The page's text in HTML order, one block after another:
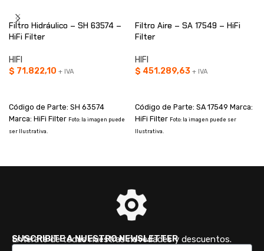
Filtro Hidráulico – SH 63574 –
HiFi Filter
HIFI
$ 71.822,10 + IVA
Código de Parte: SH 63574
Marca: HiFi Filter Foto: la imagen puede
ser Ilustrativa.
Filtro Aire – SA 17549 – HiFi
Filter
HIFI
$ 451.289,63 + IVA
Código de Parte: SA 17549 Marca:
HiFi Filter Foto: la imagen puede ser
Ilustrativa.
SUSCRIBITE A NUESTRO NEWSLETTER
Enterate de todas nuestras novedades y descuentos.